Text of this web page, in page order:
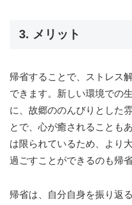
3. メリット
帰省することで、ストレス
できます。新しい環境での
に、故郷ののんびりとした
とで、心が癒されることも
は限られているため、より
過ごすことができるのも帰
帰省は、自分自身を振り返